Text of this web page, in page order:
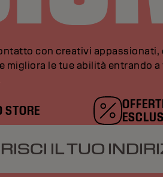
con creativi
migliora le tue abilità entrando
STORE
IL TUO